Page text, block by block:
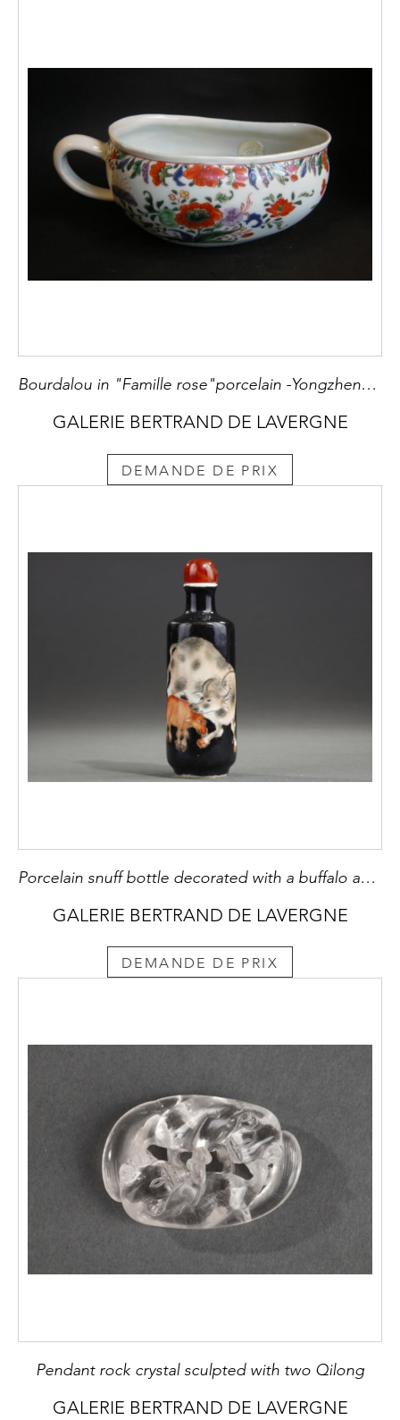
Bourdalou in "Famille rose"porcelain -Yongzheng period
GALERIE BERTRAND DE LAVERGNE
DEMANDE DE PRIX
Porcelain snuff bottle decorated with a buffalo and its baby on a black background
GALERIE BERTRAND DE LAVERGNE
DEMANDE DE PRIX
Pendant rock crystal sculpted with two Qilong
GALERIE BERTRAND DE LAVERGNE